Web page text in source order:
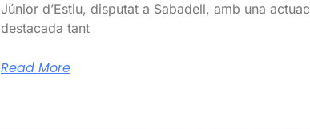
Júnior d’Estiu, disputat a Sabadell, amb una
destacada tant
Read More